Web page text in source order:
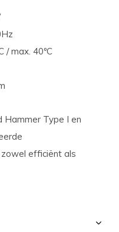
/ max. 40ºC
Hammer Type I en
efficiënt als